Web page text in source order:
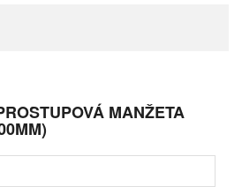
MANŽETA